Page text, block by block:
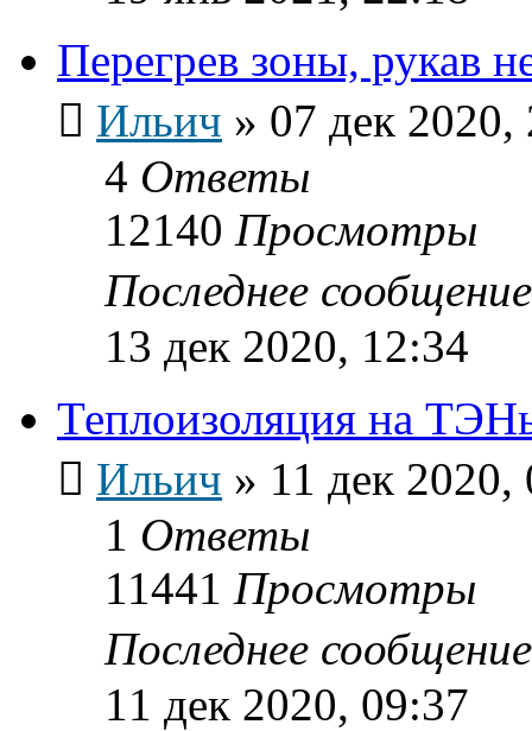
Перегрев зоны, рукав
Ильич » 07 дек 2020,
4 Ответы
12140 Просмотры
Последнее
13 дек 2020, 12:34
Теплоизоляция на
Ильич » 11 дек 2020,
1 Ответы
11441 Просмотры
Последнее
11 дек 2020, 09:37